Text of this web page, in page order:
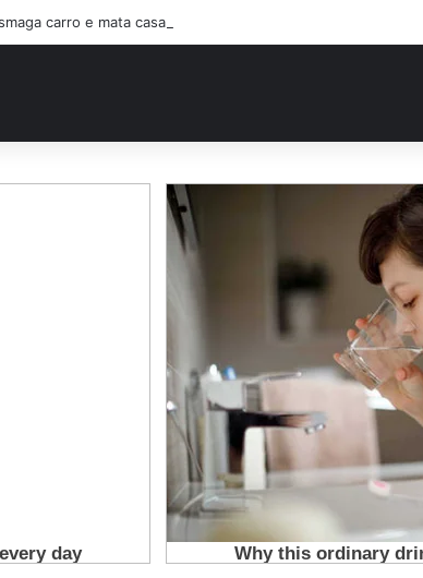
carro e mata casal na BR-470; filho sobreviveu…Ver mais